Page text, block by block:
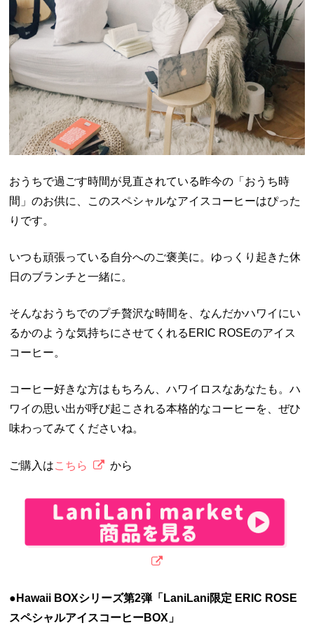
おうちで過ごす時間が見直されている昨今の「おうち時
間」のお供に、このスペシャルなアイスコーヒーはぴった
りです。
いつも頑張っている自分へのご褒美に。ゆっくり起きた休
日のブランチと一緒に。
そんなおうちでのプチ贅沢な時間を、なんだかハワイにい
るかのような気持ちにさせてくれるERIC ROSEのアイス
コーヒー。
コーヒー好きな方はもちろん、ハワイロスなあなたも。ハ
ワイの思い出が呼び起こされる本格的なコーヒーを、ぜひ
味わってみてくださいね。
ご購入はこちら から
●Hawaii BOXシリーズ第2弾「LaniLani限定 ERIC ROSE
スペシャルアイスコーヒーBOX」